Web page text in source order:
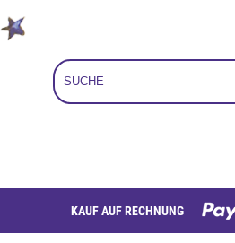
KAUF AUF RECHNUNG